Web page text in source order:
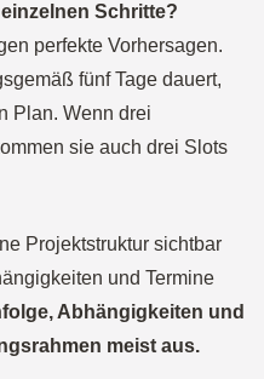
Schritte?
perfekte Vorhersagen.
fünf Tage dauert,
Plan. Wenn drei
sie auch drei Slots
Projektstruktur sichtbar
und Termine
Abhängigkeiten und
meist aus.